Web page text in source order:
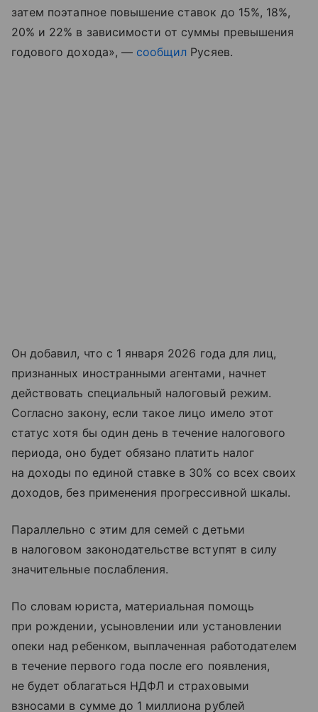
затем поэтапное повышение ставок до 15%, 18%,
20% и 22% в зависимости от суммы превышения
годового дохода», — сообщил Русяев.
Он добавил, что с 1 января 2026 года для лиц,
признанных иностранными агентами, начнет
действовать специальный налоговый режим.
Согласно закону, если такое лицо имело этот
статус хотя бы один день в течение налогового
периода, оно будет обязано платить налог
на доходы по единой ставке в 30% со всех своих
доходов, без применения прогрессивной шкалы.
Параллельно с этим для семей с детьми
в налоговом законодательстве вступят в силу
значительные послабления.
По словам юриста, материальная помощь
при рождении, усыновлении или установлении
опеки над ребенком, выплаченная работодателем
в течение первого года после его появления,
не будет облагаться НДФЛ и страховыми
взносами в сумме до 1 миллиона рублей